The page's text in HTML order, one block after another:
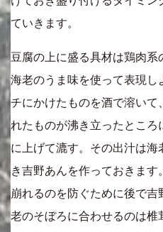
ていきます。
豆腐の上に盛る具材は鶏肉
海老のうま味を使って表現
チにかけたものを酒で溶いて
れたものが沸き立ったとこ
に上げて漉す。その出汁は海
き吉野あんを作っておきま
崩れるのを防ぐために後で
老のそぼろに合わせるのは